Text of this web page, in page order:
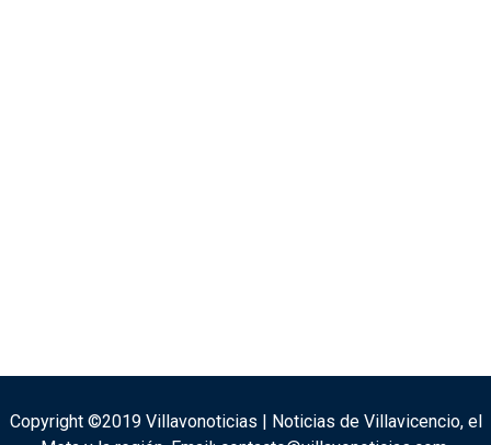
Copyright ©2019 Villavonoticias | Noticias de Villavicencio, el